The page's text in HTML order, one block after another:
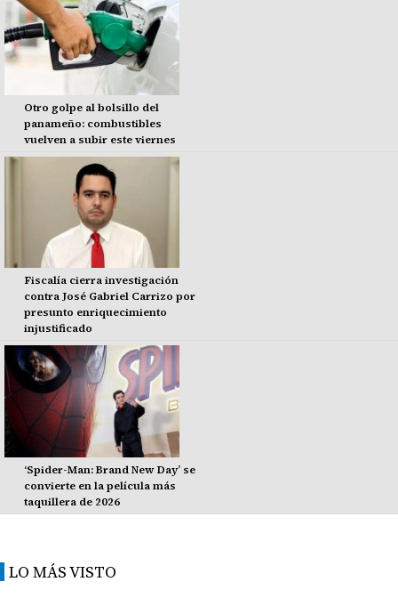
Otro golpe al bolsillo del
panameño: combustibles
vuelven a subir este viernes
Fiscalía cierra investigación
contra José Gabriel Carrizo por
presunto enriquecimiento
injustificado
‘Spider-Man: Brand New Day’ se
convierte en la película más
taquillera de 2026
LO MÁS VISTO